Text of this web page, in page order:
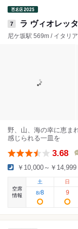
7 ラ ヴィオレッタ
尼ケ坂駅 569m / イタリ
野、山、海の幸に恵ま
感じられる一皿を
3.68
￥10,000～￥14,999
空席
情報
土
8/8
日
9